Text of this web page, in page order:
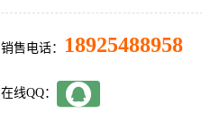
销售电话： 18925488958
在线QQ：